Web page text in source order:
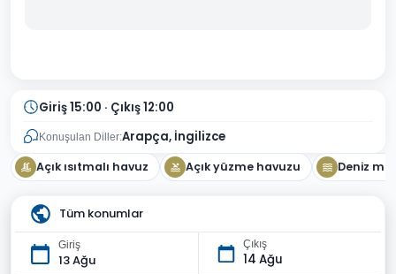
Giriş 15:00 · Çıkış 12:00
Konuşulan Diller:Arapça, İngilizce
Açık ısıtmalı havuz Açık yüzme havuzu Deniz
Tüm konumlar
Giriş
13 Ağu
Çıkış
14 Ağu